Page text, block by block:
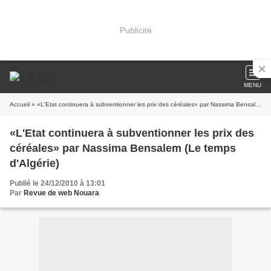
Publicité
MENU
Accueil » «L'Etat continuera à subventionner les prix des céréales» par Nassima Bensalem (Le temps d'Algérie)
«L'Etat continuera à subventionner les prix des
céréales» par Nassima Bensalem (Le temps
d'Algérie)
Publié le 24/12/2010 à 13:01
Par Revue de web Nouara